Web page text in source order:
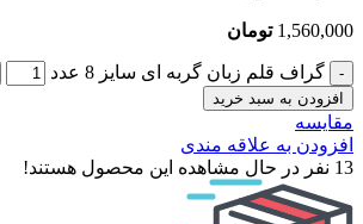
1,560,000 تومان
گراف قلم زبان گربه ای سایز 8 عدد
افزودن به سبد خرید
مقایسه
افزودن به علاقه مندی
13 نفر در حال مشاهده این محصول هستند!